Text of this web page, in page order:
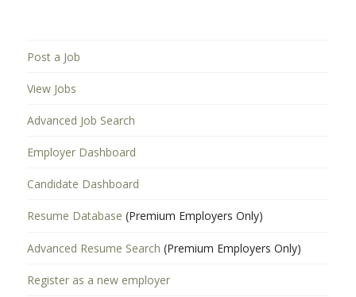
Post a Job
View Jobs
Advanced Job Search
Employer Dashboard
Candidate Dashboard
Resume Database (Premium Employers Only)
Advanced Resume Search (Premium Employers Only)
Register as a new employer